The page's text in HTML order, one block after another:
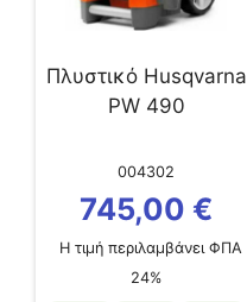
Πλυστικό Husqvarna
PW 490
004302
745,00 €
Η τιμή περιλαμβάνει ΦΠΑ
24%